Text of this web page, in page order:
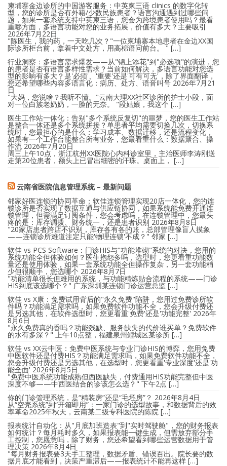
柬埔寨金边诊所的中国游客服务：中英柬三语 clinics 的数字化转
型，您的诊所是否有外籍/少数民族患者？语言沟通遇到过哪些问
题，如果一套系统支持中英柬三语，您会为跨境患者使用吗？最看
重哪方面，多语言功能对您的业务拓展，价值有多大？主要吸引
2026年7月22日
"陈医生，我的药，一天吃几次？"一位柬埔寨本地患者在金边XX国
际诊所柜台前，拿着中文处方，用高棉语问前台。 " […]
行业洞察：多语言需求爆发——从"锦上添花"到"必选项"的演进，您
的患者是否有语言多样性需求？当前如何解决，多语言功能对您选
型的影响有多大？是'必须'、'重要'还是'可有可无'，除了界面翻译，
您还希望哪些内容多语言化：病历、处方、语音叫号 2026年7月21
日
"大妈，您说啥？我听不懂。"云南大理XX社区诊所的护士小段，面
对一位白族老奶奶，一脸的无奈。 "段姑娘，我这个 […]
医生工作站一体化：告别"多个系统反复切"的噩梦，您的医生工作站
是整合一体还是多个系统拼接？单患者平均需要切换几次，切换系
统时，您最担心的是什么：学习成本、数据迁移，还是流程变化，
如果有一个工作台能整合所有业务，您最看重什么：数据聚合、操
作流 2026年7月20日
周三上午10点，浙江杭州XX医院心内科诊室里，主治医师李涛刚送
走第20位患者，额头上已冒出细密的汗珠。桌面上， […]
云南省医院信息管理系统 – 最新问题
邻家好医连锁的协同革命：软佳连锁管理实现20店一体化，您的连
锁诊所是否实现了数据互通与供应链协同，如果系统能免费开通连
锁管理，但需满足订阅条件，您会考虑吗，在连锁管理中，您最头
疼的是：库存调拨、财务统一，还是患者识别 2026年8月8日
"20家店患者跨店不识别，库存各有各的账，总部管理像盲人摸象
——连锁诊所难道注定只能'物理连锁'不成？" 邻家 […]
软佳 vs PCS Software：门诊HIS与"功能堆砌"系统的对决，您用的
系统功能全但体验如何？医生抱怨多吗，选型时，您更看重功能数
量还是使用体验，如果一套系统功能全但操作复杂，另一套功能稍
少但很顺手，您选哪个 2026年8月7日
"功能清单很长但难用的系统，与功能精炼贴合流程的系统——门诊
HIS到底该选哪个？" 广东深圳某连锁门诊运营总监 […]
软佳 vs X康：免费试用背后的"永久免费"陷阱，您用过免费诊所软
件吗？功能满足需求吗，如果免费软件功能不全，您会升级付费还
是另选其他，在软件选型时，您更看重'免费'还是'功能完整' 2026年
8月6日
"永久免费真的香吗？功能残缺、服务缺失的代价谁买单？免费软件
的水有多深？" 上午10点整，福建泉州鲤城区某诊所 […]
软佳 vs XX云中医：免费中医系统与专业门诊HIS的博弈，您用免费
中医软件还是付费HIS？功能满足需求吗，如果免费软件功能不全，
您会升级付费还是另选其他，在选型时，您更看重'专业深度'还是'功
能全面' 2026年8月5日
"免费中医系统功能成熟但西医缺失，付费通用HIS功能完整但中医
深度不够——中西医结合的诊该怎么选？" 下午2点 […]
你的门诊管理系统，是“精装房”还是“毛坯房”？ 2026年8月4日
从“空壳系统”到“开箱即用”：一家门诊的选型故事，和数据背后的效
率革命2025年秋天，云南某二级专科医院的陈院 […]
报表统计自动化：从"月底加班造表"到"实时驾驶舱"，您的财务报表
如何统计？每月耗时多久，如果报表能一键生成，但需放弃部分手
工控制，您愿意吗，除了财务，您还希望看到哪些运营数据用于管
理决策 2026年8月4日
"每月财务报表要3天手工整理，数据矛盾、错误百出。院长要的数
据月底才能看到，决策严重滞后——报表统计不能再这样 […]